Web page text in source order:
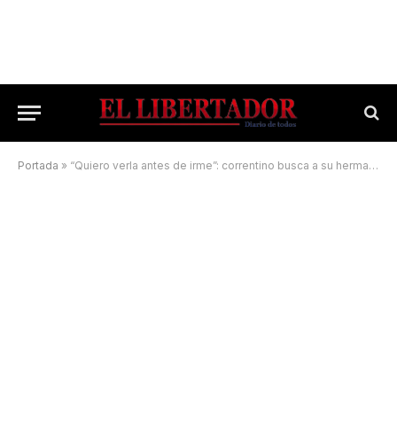
Portada » “Quiero verla antes de irme”: correntino busca a su hermana hace 45 años